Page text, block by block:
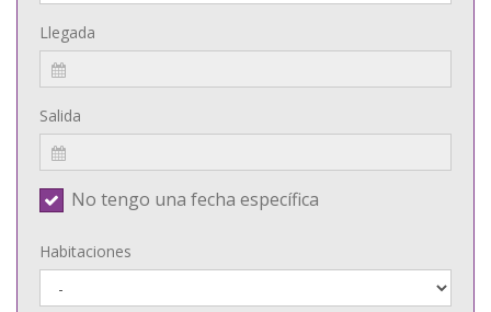
Llegada
Salida
No tengo una fecha específica
Habitaciones